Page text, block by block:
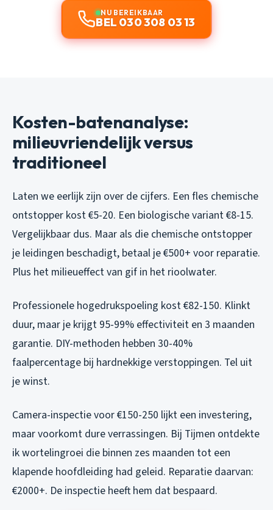
NU BEREIKBAAR
BEL 030 308 03 13
Kosten-batenanalyse:
milieuvriendelijk versus
traditioneel
Laten we eerlijk zijn over de cijfers. Een fles chemische
ontstopper kost €5-20. Een biologische variant €8-15.
Vergelijkbaar dus. Maar als die chemische ontstopper
je leidingen beschadigt, betaal je €500+ voor reparatie.
Plus het milieueffect van gif in het rioolwater.
Professionele hogedrukspoeling kost €82-150. Klinkt
duur, maar je krijgt 95-99% effectiviteit en 3 maanden
garantie. DIY-methoden hebben 30-40%
faalpercentage bij hardnekkige verstoppingen. Tel uit
je winst.
Camera-inspectie voor €150-250 lijkt een investering,
maar voorkomt dure verrassingen. Bij Tijmen ontdekte
ik wortelingroei die binnen zes maanden tot een
klapende hoofdleiding had geleid. Reparatie daarvan:
€2000+. De inspectie heeft hem dat bespaard.